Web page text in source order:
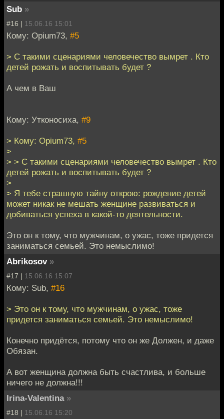
Sub »
#16 | 15.06.16 15:01
Кому: Opium73, #5
> С такими сценариями человечество вымрет . Кто
детей рожать и воспитывать будет ?
А чем в Ваш
Кому: Утконосиха, #9
> Кому: Opium73, #5
>
> > С такими сценариями человечество вымрет . Кто
детей рожать и воспитывать будет ?
>
> Я тебе страшную тайну открою: рождение детей
может никак не мешать женщине развиваться и
добиваться успеха в какой-то деятельности.
Это он к тому, что мужчинам, о ужас, тоже придется
заниматься семьей. Это немыслимо!
Abrikosov »
#17 | 15.06.16 15:07
Кому: Sub, #16
> Это он к тому, что мужчинам, о ужас, тоже
придется заниматься семьей. Это немыслимо!
Конечно придётся, потому что он же Должен, и даже
Обязан.
А вот женщина должна быть счастлива, и больше
ничего не должна!!!
Irina-Valentina »
#18 | 15.06.16 15:20